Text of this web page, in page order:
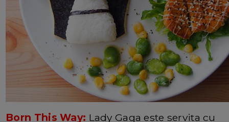
Born This Way: Lady Gaga este servita cu